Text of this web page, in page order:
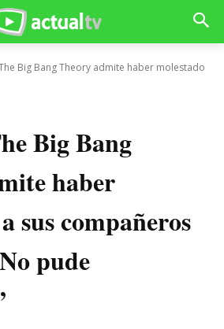
Big Bang Theory admite haber molestado
Big Bang
haber
sus compañeros
pude